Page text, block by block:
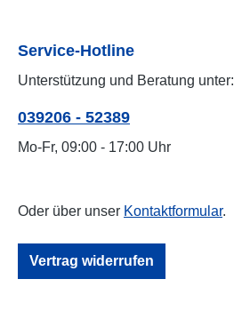
Service-Hotline
Unterstützung und Beratung unter:
039206 - 52389
Mo-Fr, 09:00 - 17:00 Uhr
Oder über unser Kontaktformular.
Vertrag widerrufen